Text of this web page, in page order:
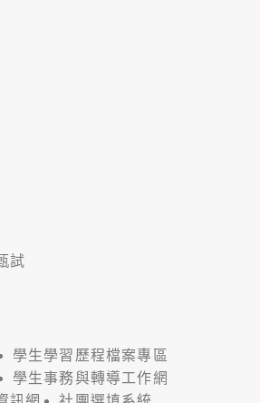
試
學生學習歷程檔案專區
學生事務與轉導工作網